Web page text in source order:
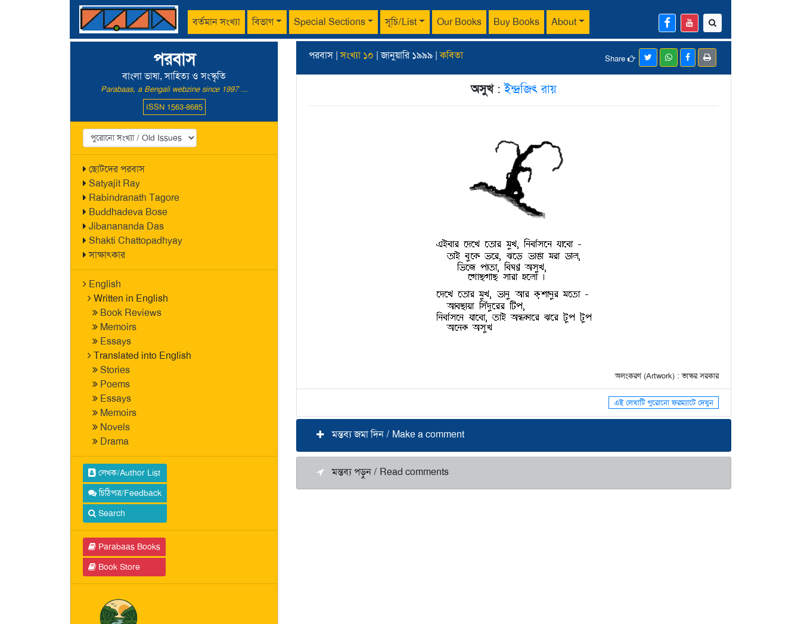
বর্তমান সংখ্যা বিভাগ Special Sections সূচি/List Our Books Buy Books About
পরবাস
বাংলা ভাষা, সাহিত্য ও সংস্কৃতি
Parabaas, a Bengali webzine since 1997 ...
ISSN 1563-8685
ছোটদের পরবাস
Satyajit Ray
Rabindranath Tagore
Buddhadeva Bose
Jibanananda Das
Shakti Chattopadhyay
সাক্ষাৎকার
English
Written in English
Book Reviews
Memoirs
Essays
Translated into English
Stories
Poems
Essays
Memoirs
Novels
Drama
লেখক/Author List
চিঠিপত্র/Feedback
Search
Parabaas Books
Book Store
পরবাস |সংখ্যা ১০ | জানুয়ারি ১৯৯৯ |কবিতা Share
অসুখ:ইন্দ্রজিৎ রায়
অলংকরণ (Artwork) : ভাস্কর সরকার
এই লেখাটি পুরোনো ফরম্যাটে দেখুন
মন্তব্য জমা দিন / Make a comment
মন্তব্য পড়ুন / Read comments